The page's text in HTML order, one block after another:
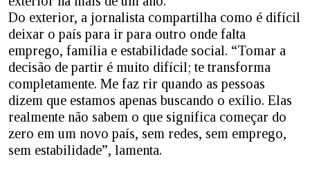
Do exterior, a jornalista compartilha como é difícil
deixar o país para ir para outro onde falta
emprego, família e estabilidade social. “Tomar a
decisão de partir é muito difícil; te transforma
completamente. Me faz rir quando as pessoas
dizem que estamos apenas buscando o exílio. Elas
realmente não sabem o que significa começar do
zero em um novo país, sem redes, sem emprego,
sem estabilidade”, lamenta.